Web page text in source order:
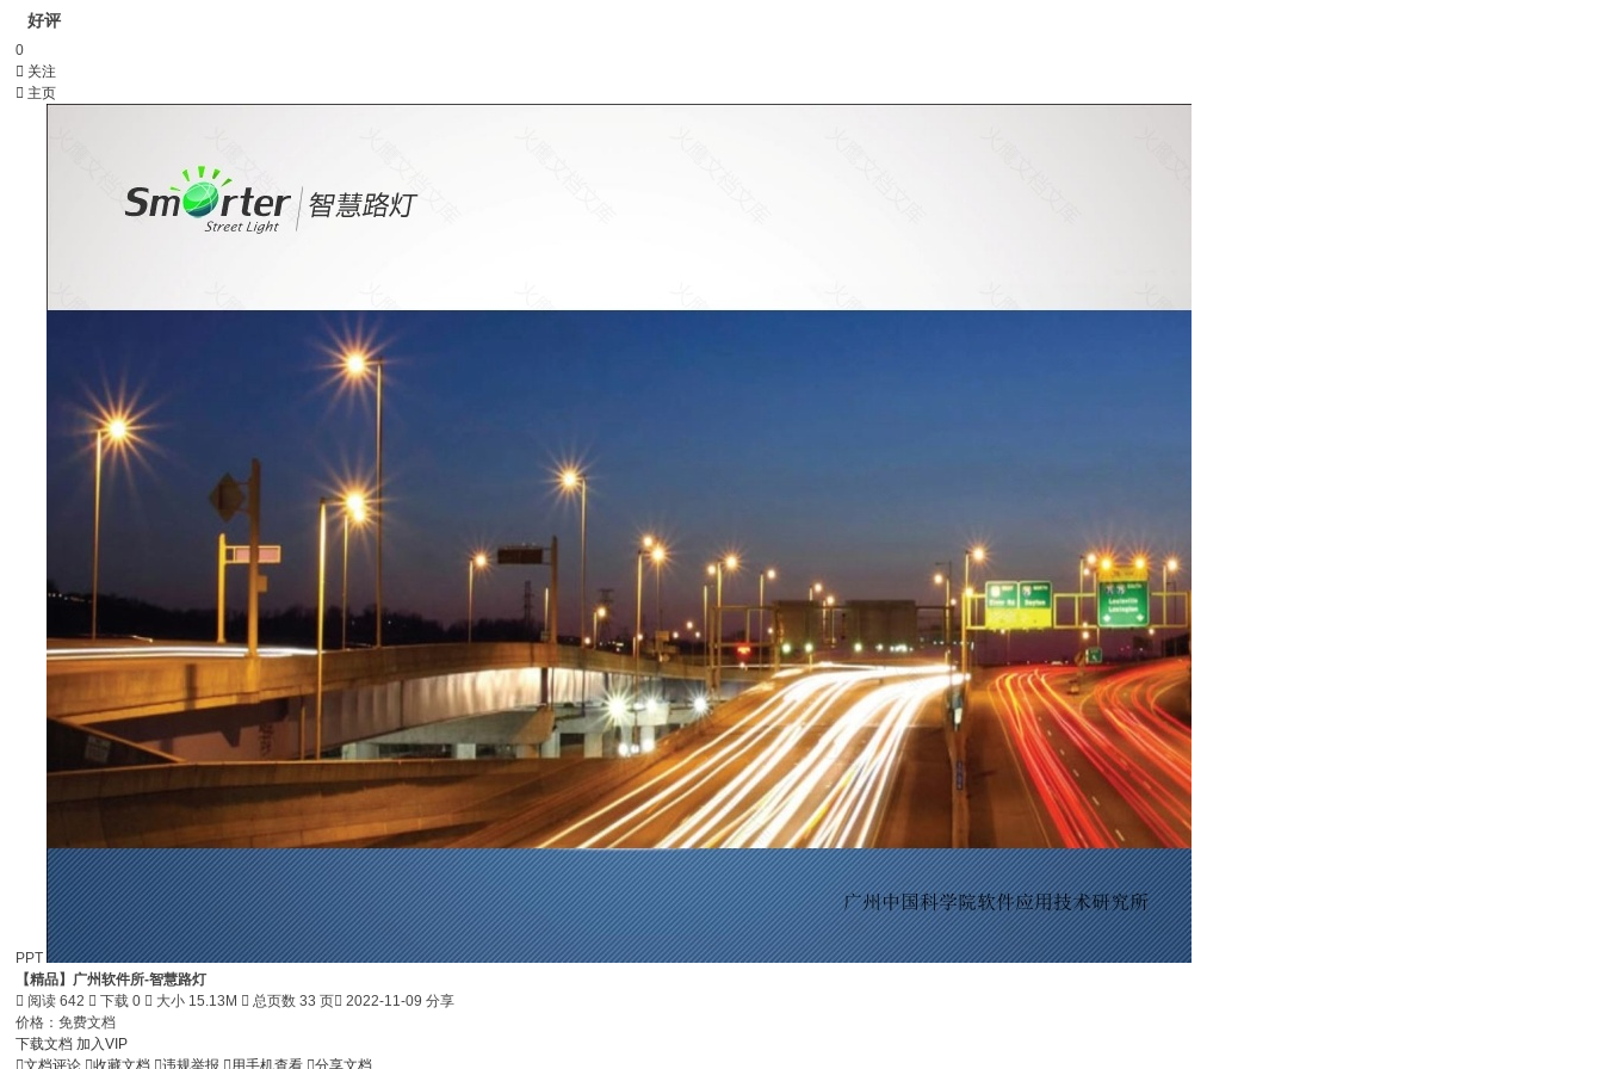
好评
0
 关注
 主页
PPT
【精品】广州软件所-智慧路灯
 阅读 642  下载 0  大小 15.13M  总页数 33 页 2022-11-09 分享
价格：免费文档
下载文档加入VIP
文档评论 收藏文档 违规举报 用手机查看 分享文档